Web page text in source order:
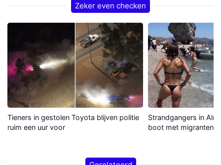
Zeker even checken
Tieners in gestolen Toyota blijven politie
ruim een uur voor
Strandgangers in
boot met migranten